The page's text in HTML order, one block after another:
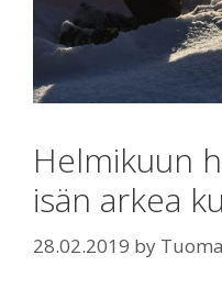
Helmikuun
isän arkea
28.02.2019 by